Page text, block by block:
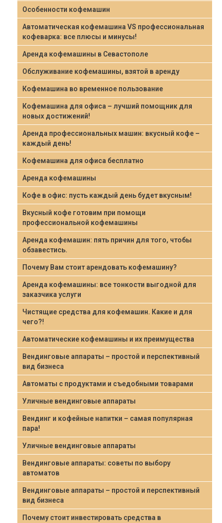
Особенности кофемашин
Автоматическая кофемашина VS профессиональная
кофеварка: все плюсы и минусы!
Аренда кофемашины в Севастополе
Обслуживание кофемашины, взятой в аренду
Кофемашина во временное пользование
Кофемашина для офиса – лучший помощник для
новых достижений!
Аренда профессиональных машин: вкусный кофе –
каждый день!
Кофемашина для офиса бесплатно
Аренда кофемашины
Кофе в офис: пусть каждый день будет вкусным!
Вкусный кофе готовим при помощи
профессиональной кофемашины
Аренда кофемашин: пять причин для того, чтобы
обзавестись.
Почему Вам стоит арендовать кофемашину?
Аренда кофемашины: все тонкости выгодной для
заказчика услуги
Чистящие средства для кофемашин. Какие и для
чего?!
Автоматические кофемашины и их преимущества
Вендинговые аппараты – простой и перспективный
вид бизнеса
Автоматы с продуктами и съедобными товарами
Уличные вендинговые аппараты
Вендинг и кофейные напитки – самая популярная
пара!
Уличные вендинговые аппараты
Вендинговые аппараты: советы по выбору
автоматов
Вендинговые аппараты – простой и перспективный
вид бизнеса
Почему стоит инвестировать средства в